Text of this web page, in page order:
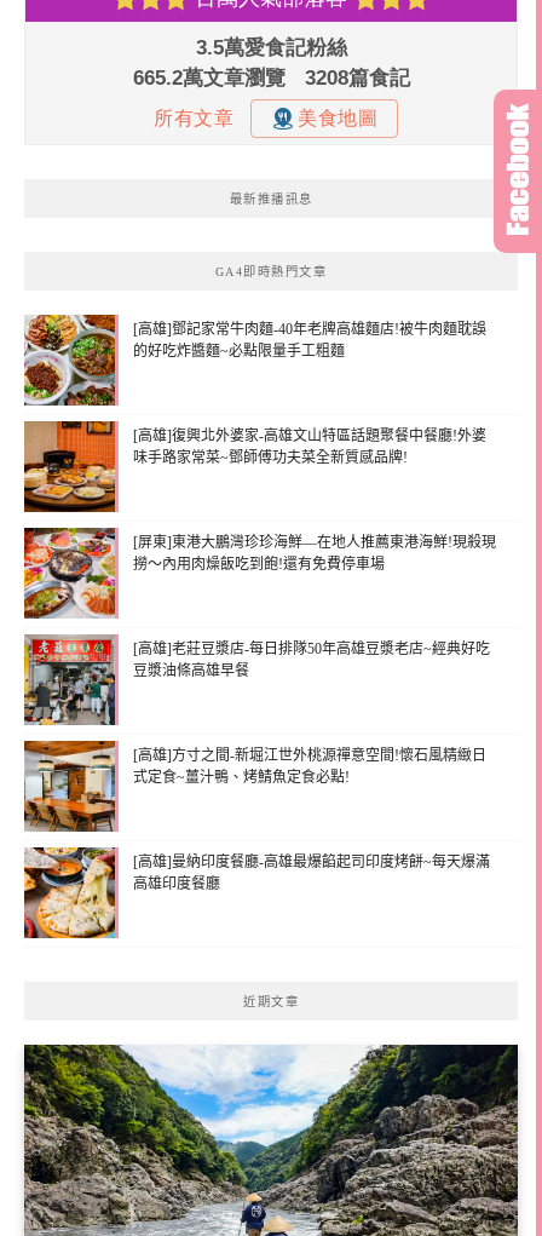
最新推播訊息
GA4即時熱門文章
[高雄]鄧記家常牛肉麵-40年老牌高雄麵店!被牛肉麵耽誤
的好吃炸醬麵~必點限量手工粗麵
[高雄]復興北外婆家-高雄文山特區話題聚餐中餐廳!外婆
味手路家常菜~鄧師傅功夫菜全新質感品牌!
[屏東]東港大鵬灣珍珍海鮮—在地人推薦東港海鮮!現殺現
撈～內用肉燥飯吃到飽!還有免費停車場
[高雄]老莊豆漿店-每日排隊50年高雄豆漿老店~經典好吃
豆漿油條高雄早餐
[高雄]方寸之間-新堀江世外桃源禪意空間!懷石風精緻日
式定食~薑汁鴨、烤鯖魚定食必點!
[高雄]曼納印度餐廳-高雄最爆餡起司印度烤餅~每天爆滿
高雄印度餐廳
近期文章